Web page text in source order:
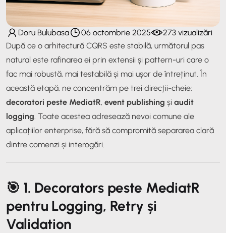
Doru Bulubasa 06 octombrie 2025
273 vizualizări
După ce o arhitectură CQRS este stabilă, următorul pas
natural este rafinarea ei prin extensii și pattern-uri care o
fac mai robustă, mai testabilă și mai ușor de întreținut. În
această etapă, ne concentrăm pe trei direcții-cheie:
decoratori peste MediatR, event publishing și audit
logging . Toate acestea adresează nevoi comune ale
aplicațiilor enterprise, fără să compromită separarea clară
dintre comenzi și interogări.
🎯 1. Decorators peste MediatR
pentru Logging, Retry și
Validation